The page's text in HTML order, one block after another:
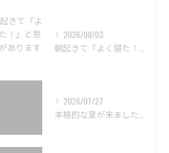
2026/08/03
朝起きて『よく寝た！』と思う日がありますか？
2026/07/27
本格的な夏が来ました☀️